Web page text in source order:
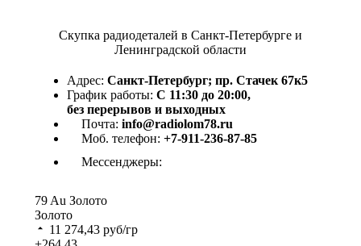
Скупка радиодеталей в Санкт-Петербурге и
Ленинградской области
Адрес: Санкт-Петербург; пр. Стачек 67к5
График работы: С 11:30 до 20:00,
без перерывов и выходных
Почта: info@radiolom78.ru
Моб. телефон: +7-911-236-87-85
Мессенджеры:
79Au Золото
Золото
11 274,43 руб/гр